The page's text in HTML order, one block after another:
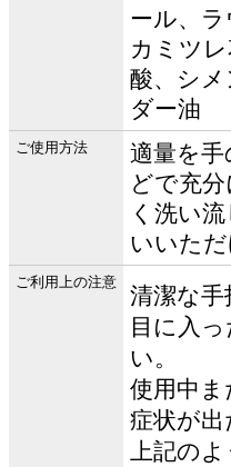
ール、
カミツ
酸、シ
ダー油
ご使用方法
適量を
どで充
く洗い
いいた
ご利用上の注意
清潔な
目に入
い。
使用中
症状が
上記の